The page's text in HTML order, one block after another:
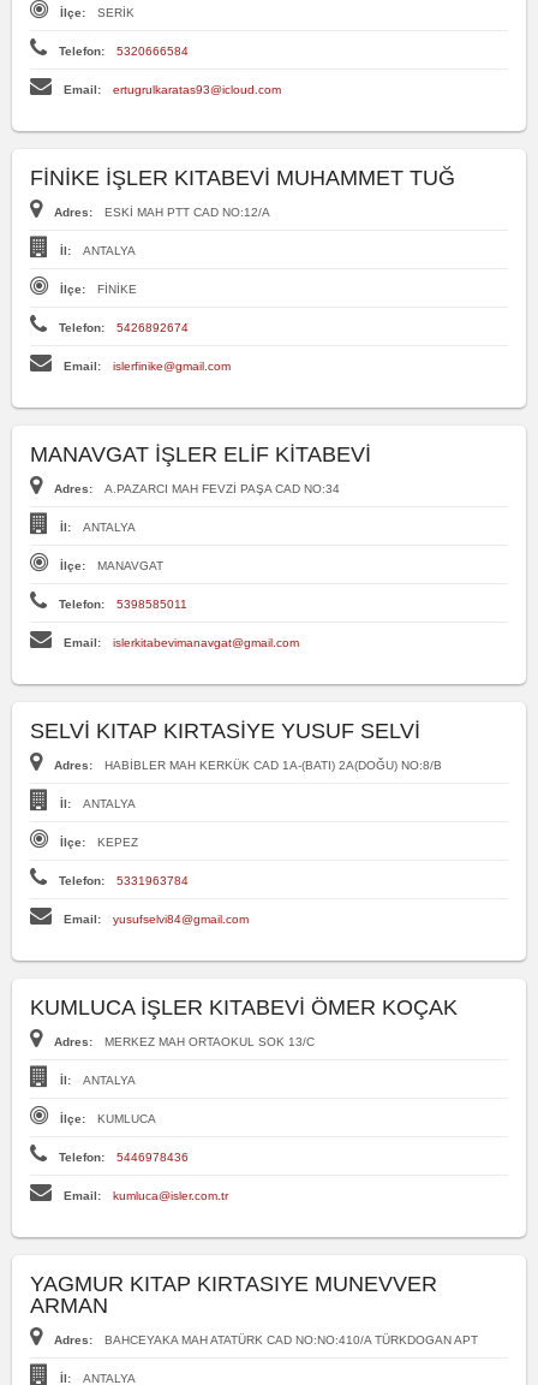
İlçe: SERİK
Telefon: 5320666584
Email: ertugrulkaratas93@icloud.com
FİNİKE İŞLER KITABEVİ MUHAMMET TUĞ
Adres: ESKİ MAH PTT CAD NO:12/A
İl: ANTALYA
İlçe: FİNİKE
Telefon: 5426892674
Email: islerfinike@gmail.com
MANAVGAT İŞLER ELİF KİTABEVİ
Adres: A.PAZARCI MAH FEVZİ PAŞA CAD NO:34
İl: ANTALYA
İlçe: MANAVGAT
Telefon: 5398585011
Email: islerkitabevimanavgat@gmail.com
SELVİ KITAP KIRTASİYE YUSUF SELVİ
Adres: HABİBLER MAH KERKÜK CAD 1A-(BATI) 2A(DOĞU) NO:8/B
İl: ANTALYA
İlçe: KEPEZ
Telefon: 5331963784
Email: yusufselvi84@gmail.com
KUMLUCA İŞLER KITABEVİ ÖMER KOÇAK
Adres: MERKEZ MAH ORTAOKUL SOK 13/C
İl: ANTALYA
İlçe: KUMLUCA
Telefon: 5446978436
Email: kumluca@isler.com.tr
YAGMUR KITAP KIRTASIYE MUNEVVER
ARMAN
Adres: BAHCEYAKA MAH ATATÜRK CAD NO:NO:410/A TÜRKDOGAN APT
İl: ANTALYA